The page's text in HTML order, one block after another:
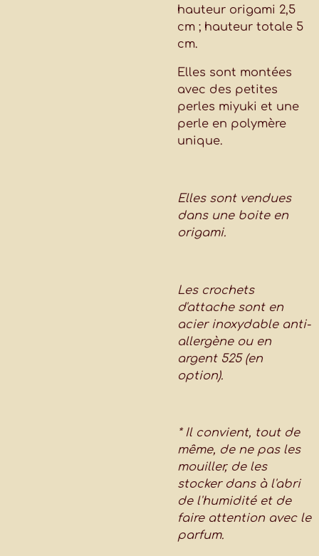
hauteur origami 2,5
cm ; hauteur totale 5
cm.
Elles sont montées
avec des petites
perles miyuki et une
perle en polymère
unique.
Elles sont vendues
dans une boite en
origami.
Les crochets
d'attache sont en
acier inoxydable anti-
allergène ou en
argent 525 (en
option).
* Il convient, tout de
même, de ne pas les
mouiller, de les
stocker dans à l'abri
de l'humidité et de
faire attention avec le
parfum.